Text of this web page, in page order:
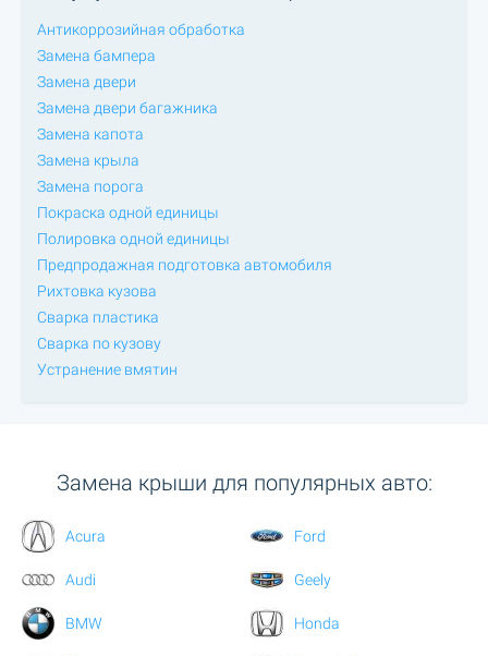
Антикоррозийная обработка
Замена бампера
Замена двери
Замена двери багажника
Замена капота
Замена крыла
Замена порога
Покраска одной единицы
Полировка одной единицы
Предпродажная подготовка автомобиля
Рихтовка кузова
Сварка пластика
Сварка по кузову
Устранение вмятин
Замена крыши для популярных авто:
Acura
Audi
BMW
Ford
Geely
Honda